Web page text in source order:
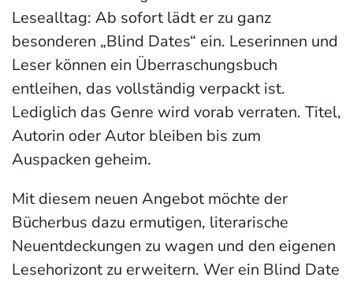
Lesealltag: Ab sofort lädt er zu ganz
besonderen „Blind Dates“ ein. Leserinnen und
Leser können ein Überraschungsbuch
entleihen, das vollständig verpackt ist.
Lediglich das Genre wird vorab verraten. Titel,
Autorin oder Autor bleiben bis zum
Auspacken geheim.
Mit diesem neuen Angebot möchte der
Bücherbus dazu ermutigen, literarische
Neuentdeckungen zu wagen und den eigenen
Lesehorizont zu erweitern. Wer ein Blind Date